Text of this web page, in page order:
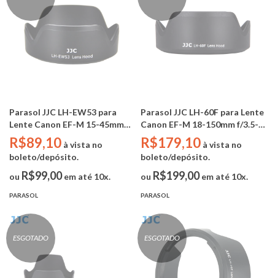
Parasol JJC LH-EW53 para
Lente Canon EF-M 15-45mm
f/3.5-6.3 IS STM - RF-S 18-
45mm F/4.5-6.3 IS STM
(Substitui Canon EW-53)
R$89,10 à vista no
boleto/depósito.
ou R$99,00em até 10x.
PARASOL
Parasol JJC LH-60F para Lente
Canon EF-M 18-150mm f/3.5-
6.3 IS STM - RF-S 18-150mm
F3.5-6.3 IS STM (Substitui
Canon EW-60F)
R$179,10 à vista no
boleto/depósito.
ou R$199,00em até 10x.
PARASOL
ESGOTADO ESGOTADO